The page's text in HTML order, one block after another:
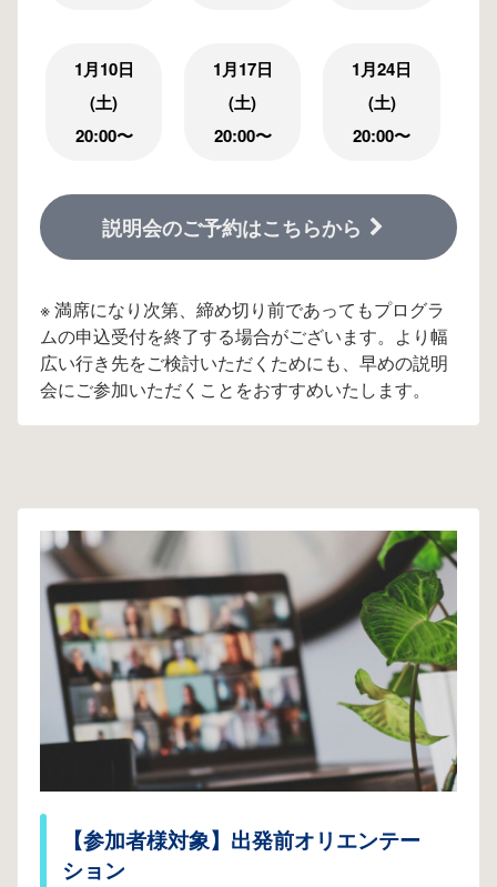
1月10日
(土)
20:00〜
1月17日
(土)
20:00〜
1月24日
(土)
20:00〜
説明会のご予約はこちらから
※ 満席になり次第、締め切り前であってもプログラ
ムの申込受付を終了する場合がございます。より幅
広い行き先をご検討いただくためにも、早めの説明
会にご参加いただくことをおすすめいたします。
【参加者様対象】出発前オリエンテー
ション